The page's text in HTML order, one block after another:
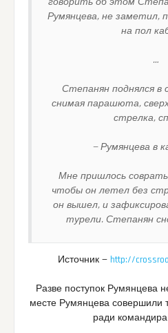
Румянцева, не
на пол
…
Степанян поднялся в
снимая парашюта,
стрелка,
— Румянцева в
Мне пришлось
чтобы он летел без
он вышел, и
турели. Степанян
Источник — http://
Разве поступок Румянцева
месте Румянцева совершили
ради